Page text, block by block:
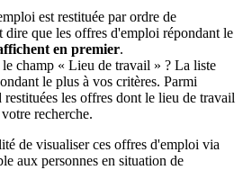
est restituée par ordre de
dire que les offres d'emploi répondant le
en premier.
le champ « Lieu de travail » ? La liste
le plus à vos critères. Parmi
les offres dont le lieu de travail
recherche.
de visualiser ces offres d'emploi via
aux personnes en situation de